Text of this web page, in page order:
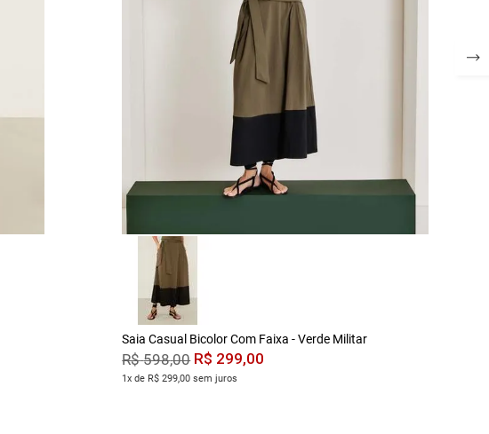
Saia Casual Bicolor Com Faixa - Verde Militar
R$ 598,00 R$ 299,00
1x de R$ 299,00 sem juros